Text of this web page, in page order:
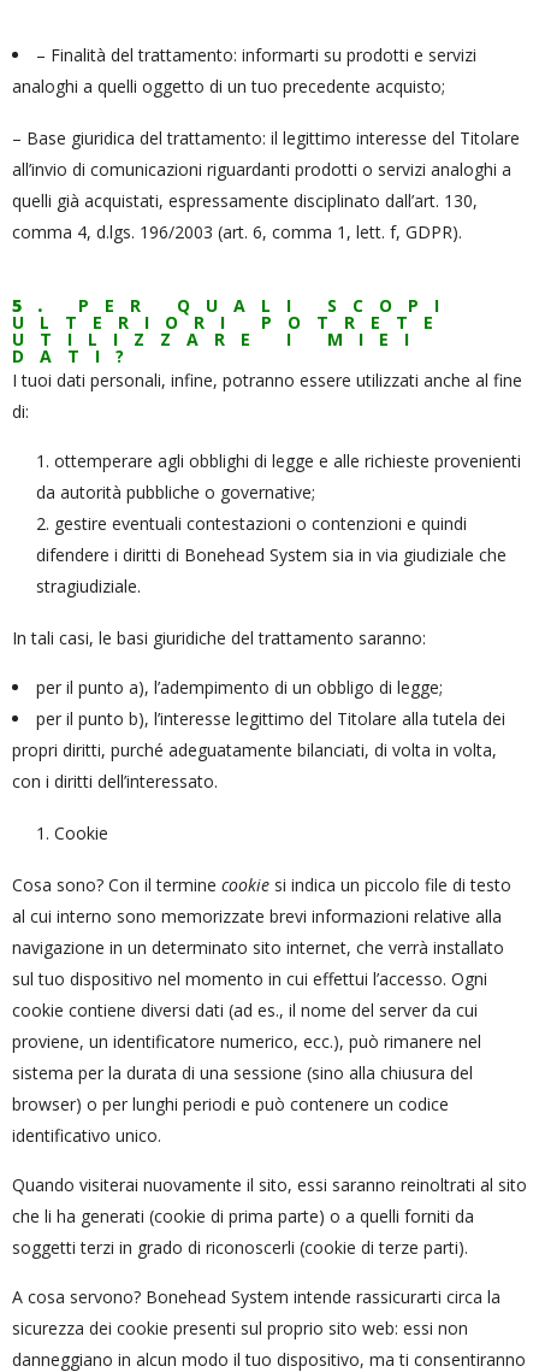
– Finalità del trattamento: informarti su prodotti e servizi
analoghi a quelli oggetto di un tuo precedente acquisto;
– Base giuridica del trattamento: il legittimo interesse del Titolare
all’invio di comunicazioni riguardanti prodotti o servizi analoghi a
quelli già acquistati, espressamente disciplinato dall’art. 130,
comma 4, d.lgs. 196/2003 (art. 6, comma 1, lett. f, GDPR).
5. PER QUALI SCOPI
ULTERIORI POTRETE
UTILIZZARE I MIEI
DATI?
I tuoi dati personali, infine, potranno essere utilizzati anche al fine
di:
ottemperare agli obblighi di legge e alle richieste provenienti
da autorità pubbliche o governative;
gestire eventuali contestazioni o contenzioni e quindi
difendere i diritti di Bonehead System sia in via giudiziale che
stragiudiziale.
In tali casi, le basi giuridiche del trattamento saranno:
per il punto a), l’adempimento di un obbligo di legge;
per il punto b), l’interesse legittimo del Titolare alla tutela dei
propri diritti, purché adeguatamente bilanciati, di volta in volta,
con i diritti dell’interessato.
Cookie
Cosa sono? Con il termine cookie si indica un piccolo file di testo
al cui interno sono memorizzate brevi informazioni relative alla
navigazione in un determinato sito internet, che verrà installato
sul tuo dispositivo nel momento in cui effettui l’accesso. Ogni
cookie contiene diversi dati (ad es., il nome del server da cui
proviene, un identificatore numerico, ecc.), può rimanere nel
sistema per la durata di una sessione (sino alla chiusura del
browser) o per lunghi periodi e può contenere un codice
identificativo unico.
Quando visiterai nuovamente il sito, essi saranno reinoltrati al sito
che li ha generati (cookie di prima parte) o a quelli forniti da
soggetti terzi in grado di riconoscerli (cookie di terze parti).
A cosa servono? Bonehead System intende rassicurarti circa la
sicurezza dei cookie presenti sul proprio sito web: essi non
danneggiano in alcun modo il tuo dispositivo, ma ti consentiranno